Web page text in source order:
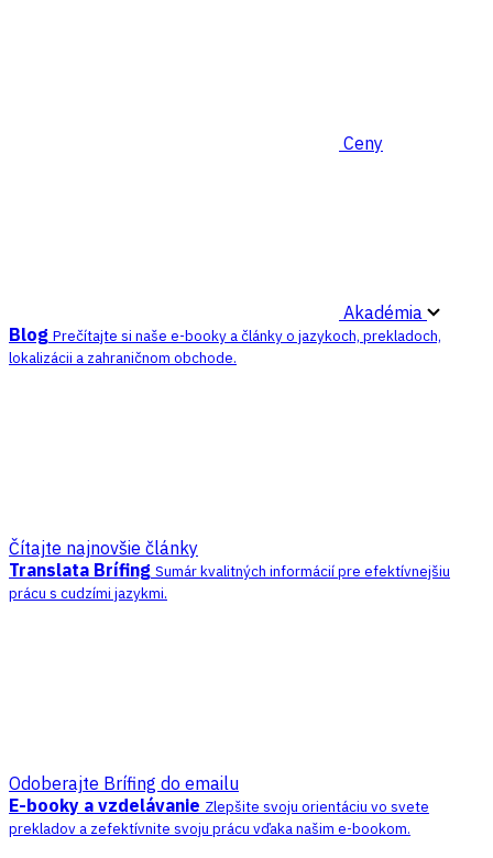
Ceny
Akadémia
Blog Prečítajte si naše e-booky a články o jazykoch, prekladoch,
lokalizácii a zahraničnom obchode.
Čítajte najnovšie články
Translata Brífing Sumár kvalitných informácií pre efektívnejšiu
prácu s cudzími jazykmi.
Odoberajte Brífing do emailu
E-booky a vzdelávanie Zlepšite svoju orientáciu vo svete
prekladov a zefektívnite svoju prácu vďaka našim e-bookom.